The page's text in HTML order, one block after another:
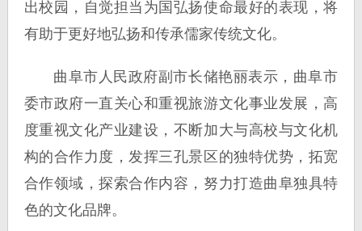
出校园，自觉担当为国弘扬使命最好的表现，将
有助于更好地弘扬和传承儒家传统文化。
曲阜市人民政府副市长储艳丽表示，曲阜市
委市政府一直关心和重视旅游文化事业发展，高
度重视文化产业建设，不断加大与高校与文化机
构的合作力度，发挥三孔景区的独特优势，拓宽
合作领域，探索合作内容，努力打造曲阜独具特
色的文化品牌。